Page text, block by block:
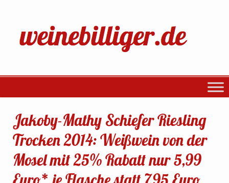
Jakoby-Mathy Schiefer Riesling
Trocken 2014: Weißwein von der
Mosel mit 25% Rabatt nur 5,99